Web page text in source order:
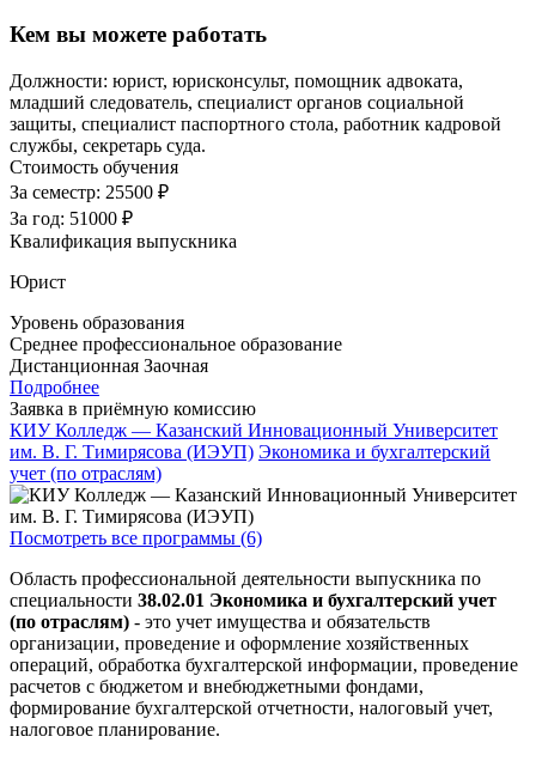
Кем вы можете работать
Должности: юрист, юрисконсульт, помощник адвоката,
младший следователь, специалист органов социальной
защиты, специалист паспортного стола, работник кадровой
службы, секретарь суда.
Стоимость обучения
За семестр: 25500 ₽
За год: 51000 ₽
Квалификация выпускника
Юрист
Уровень образования
Среднее профессиональное образование
Дистанционная Заочная
Подробнее
Заявка в приёмную комиссию
КИУ Колледж — Казанский Инновационный Университет
им. В. Г. Тимирясова (ИЭУП) Экономика и бухгалтерский
учет (по отраслям)
Посмотреть все программы (6)
Область профессиональной деятельности выпускника по
специальности 38.02.01 Экономика и бухгалтерский учет
(по отраслям) - это учет имущества и обязательств
организации, проведение и оформление хозяйственных
операций, обработка бухгалтерской информации, проведение
расчетов с бюджетом и внебюджетными фондами,
формирование бухгалтерской отчетности, налоговый учет,
налоговое планирование.